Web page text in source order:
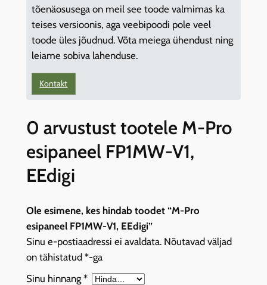
tõenäosusega on meil see toode valmimas ka
teises versioonis, aga veebipoodi pole veel
toode üles jõudnud. Võta meiega ühendust ning
leiame sobiva lahenduse.
Kontakt
0 arvustust tootele M-Pro
esipaneel FP1MW-V1,
EEdigi
Ole esimene, kes hindab toodet “M-Pro
esipaneel FP1MW-V1, EEdigi”
Sinu e-postiaadressi ei avaldata. Nõutavad väljad
on tähistatud *-ga
Sinu hinnang *